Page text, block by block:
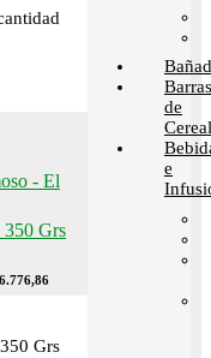
350 Grs
Grs
Barras
de
e